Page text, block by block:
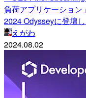
負荷アプリケーショ
2024 Odysseyに登壇
えがわ
2024.08.02